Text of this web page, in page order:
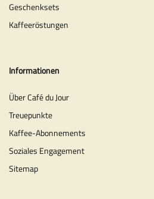
Geschenksets
Kaffeeröstungen
Informationen
Über Café du Jour
Treuepunkte
Kaffee-Abonnements
Soziales Engagement
Sitemap